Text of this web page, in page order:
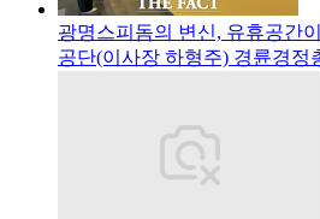
광명스피돔의 변신, 유휴공간
공단(이사장 하형주) 경륜경